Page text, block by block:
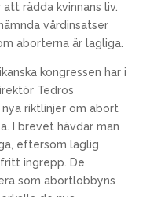
rädda kvinnans liv.
vårdinsatser
aborterna är lagliga.
kongressen har i
Tedros
riktlinjer om abort
I brevet hävdar man
eftersom laglig
ingrepp. De
som abortlobbyns